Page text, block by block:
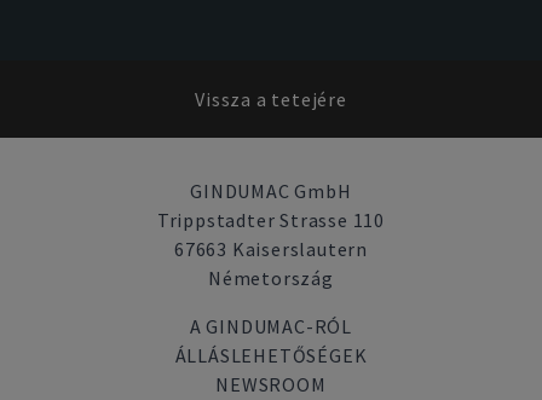
Vissza a tetejére
GINDUMAC GmbH
Trippstadter Strasse 110
67663 Kaiserslautern
Németország
A GINDUMAC-RÓL
ÁLLÁSLEHETŐSÉGEK
NEWSROOM